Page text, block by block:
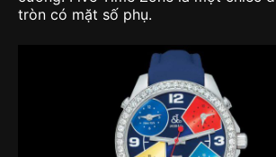
tròn có mặt số phụ.